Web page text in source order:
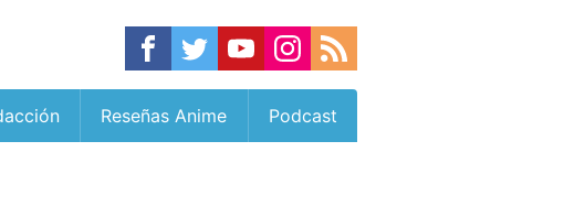
Reseñas Anime Podcast